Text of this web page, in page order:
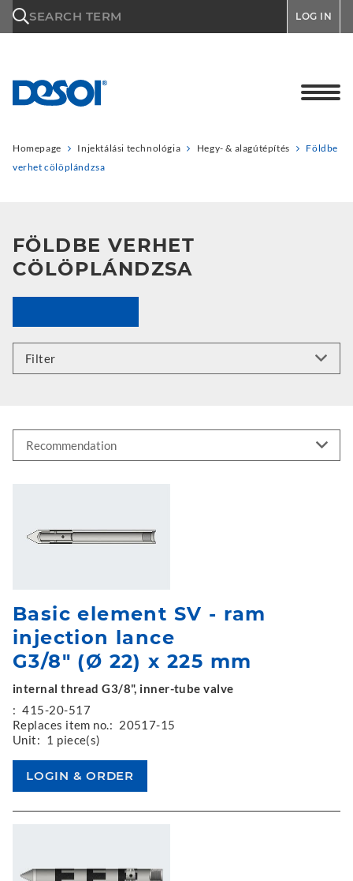
SEARCH TERM LOG IN
Homepage Injektálási technológia Hegy- & alagútépítés
Földbe
verhet cölöplándzsa
FÖLDBE VERHET
CÖLÖPLÁNDZSA
Filter
Basic element SV - ram
injection lance
G3/8" (Ø 22) x 225 mm
internal thread G3/8", inner-tube valve
: 415-20-517
Replaces item no.: 20517-15
Unit: 1 piece(s)